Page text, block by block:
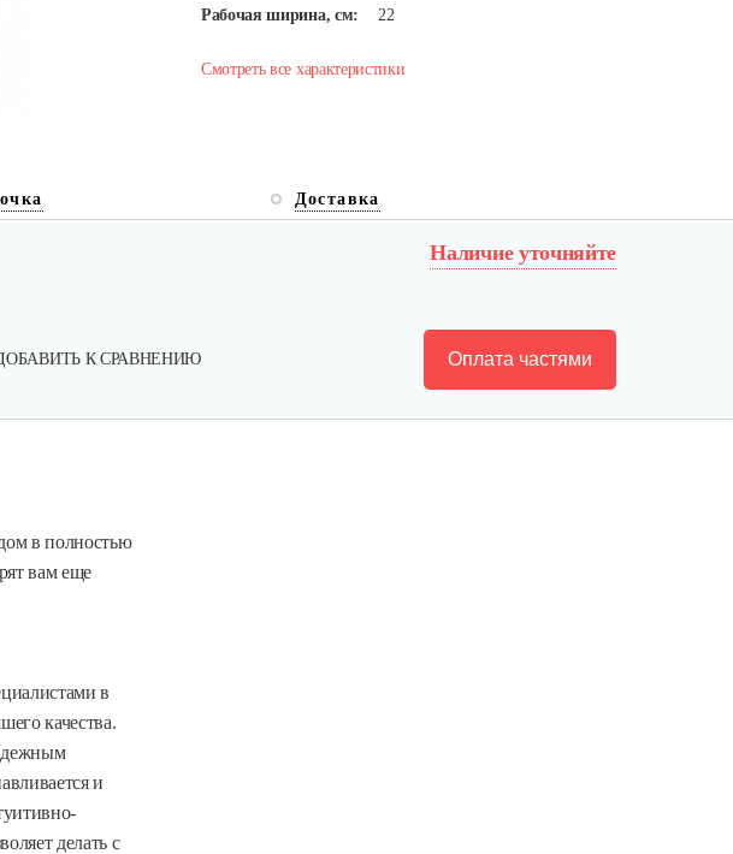
Рабочая ширина, см:
22
Смотреть все характеристики
Доставка
Наличие уточняйте
К СРАВНЕНИЮ Оплата частями
в полностью
вам еще
в
качества.
и
делать с